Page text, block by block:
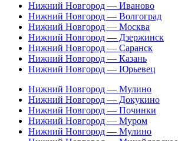
Нижний Новгород — Иваново
Нижний Новгород — Волгоград
Нижний Новгород — Москва
Нижний Новгород — Дзержинск
Нижний Новгород — Саранск
Нижний Новгород — Казань
Нижний Новгород — Юрьевец
Нижний Новгород — Мулино
Нижний Новгород — Докукино
Нижний Новгород — Починки
Нижний Новгород — Муром
Нижний Новгород — Мулино